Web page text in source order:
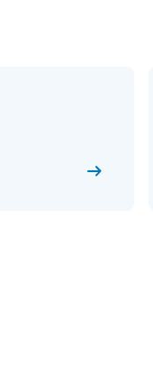
arrow_right_alt